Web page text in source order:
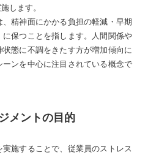
します。
精神面にかかる負担の軽減・早期
保つことを指します。人間関係や
態に不調をきたす方が増加傾向に
ンを中心に注目されている概念で
メントの目的
施することで、従業員のストレス